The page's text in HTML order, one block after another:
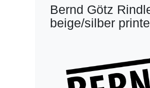
Bernd Götz
beige/silber